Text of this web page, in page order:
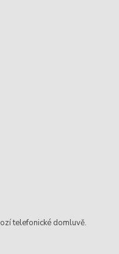
telefonické domluvě.